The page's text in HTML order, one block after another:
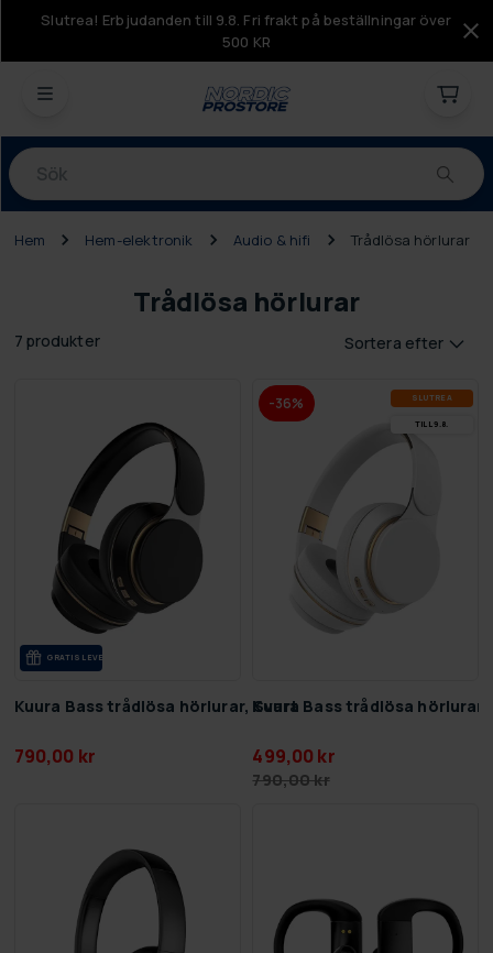
Slutrea! Erbjudanden till 9.8. Fri frakt på beställningar över
500 KR
Produkter
Hem Hem-elektronik Audio & hifi Trådlösa hörlurar
Trådlösa hörlurar
7 produkter Sortera efter
GRA­TIS LE­VE­RANS
Kuura Bass trådlösa hörlurar, Svart
790,00 kr
-36% SLUT­REA
TILL 9.8.
Kuura Bass trådlösa hörlurar,
499,00 kr
790,00 kr